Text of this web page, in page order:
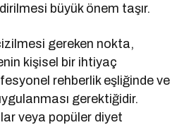
büyük önem taşır.
gereken nokta,
kişisel bir ihtiyaç
rehberlik eşliğinde ve
gerektiğidir.
veya popüler diyet